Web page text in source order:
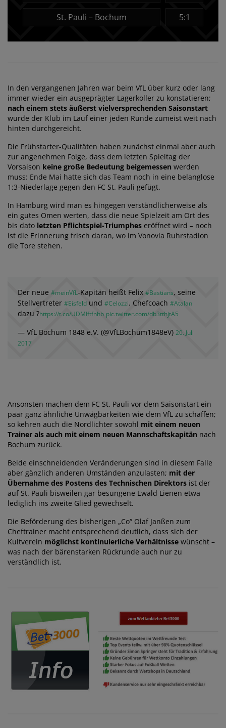
St. Pauli – Bochum 5:1
In den vergangenen Jahren war beim VfL über kurz oder lang
immer wieder ein ausgeprägter Lagerkoller zu konstatieren;
nach einem stets äußerst vielversprechenden Saisonstart
wurde der Klub im Lauf einer jeden Runde zumeist weit nach
hinten durchgereicht.
Die Frühstarter-Qualitäten haben zunächst einmal aber auch
zur angenehmen Folge, dass dem letzten Spieltag der
Vorsaison keine große Bedeutung beigemessen werden
muss: Ende Mai hatte sich das Team noch in eine belanglose
1:3-Niederlage gegen den FC St. Pauli gefügt.
In Hamburg wird man es hingegen verständlicherweise als
ein gutes Omen werten, dass die neue Spielzeit am Ort des
bis dato letzten Pflichtspiel-Triumphes eröffnet wird – noch
ist die Erinnerung frisch daran, wo im Vonovia Ruhrstadion
die Tore stehen.
Der neue #meinVfL-Kapitän heißt Felix #Bastians, seine
Stellvertreter #Eisfeld und #Celozzi. Chefcoach #Atalan
dazu ?https://t.co/UDMIftfnhb pic.twitter.com/db3tthjtA5
— VfL Bochum 1848 e.V. (@VfLBochum1848eV) 20. Juli
2017
Ansonsten machen dem FC St. Pauli vor dem Saisonstart ein
paar ganz ähnliche Unwägbarkeiten wie dem VfL zu schaffen;
so kehren auch die Nordlichter sowohl mit einem neuen
Trainer als auch mit einem neuen Mannschaftskapitän nach
Bochum zurück.
Beide einschneidenden Veränderungen sind in diesem Falle
aber gänzlich anderen Umständen anzulasten; mit der
Übernahme des Postens des Technischen Direktors ist der
auf St. Pauli bisweilen gar besungene Ewald Lienen etwa
lediglich ins zweite Glied gewechselt.
Die Beförderung des bisherigen „Co“ Olaf Janßen zum
Cheftrainer macht entsprechend deutlich, dass sich der
Kultverein möglichst kontinuierliche Verhältnisse wünscht –
was nach der bärenstarken Rückrunde auch nur zu
verständlich ist.